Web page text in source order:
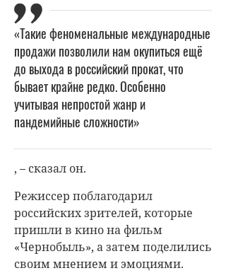
«Такие феноменальные международные
продажи позволили нам окупиться ещё
до выхода в российский прокат, что
бывает крайне редко. Особенно
учитывая непростой жанр и
пандемийные сложности»
, – сказал он.
Режиссер поблагодарил
российских зрителей, которые
пришли в кино на фильм
«Чернобыль», а затем поделились
своим мнением и эмоциями.